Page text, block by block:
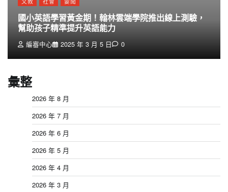
國小英語學習黃金期！翰林雲端學院推出線上測驗，
幫助孩子精準提升英語能力
編審中心 2025 年 3 月 5 日 0
彙整
2026 年 8 月
2026 年 7 月
2026 年 6 月
2026 年 5 月
2026 年 4 月
2026 年 3 月